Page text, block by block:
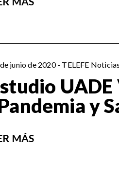
junio de 2020 - TELEFE Noticias
UADE
y
MÁS